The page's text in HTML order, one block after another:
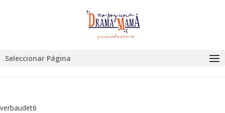
Seleccionar Página
verbaudet6